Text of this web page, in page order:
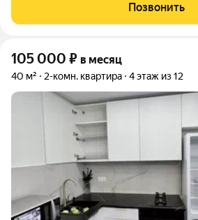
Позвонить
105 000 ₽ в месяц
40 м² 2-комн. квартира 4 этаж из 12